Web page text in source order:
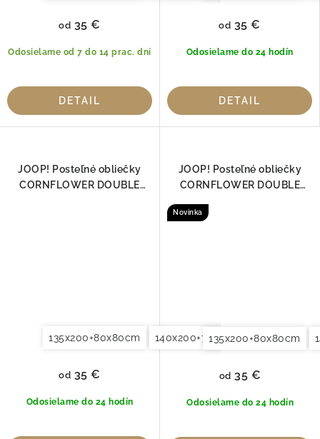
Odosielame od 7 do 14 prac. dní
od 35 €
DETAIL
Odosielame do 24 hodín
od 35 €
DETAIL
JOOP! Posteľné obliečky
CORNFLOWER DOUBLE
135x200+80x80cm 140x200+70x90cm
Odosielame do 24 hodín
od 35 €
JOOP! Posteľné obliečky
CORNFLOWER DOUBLE
Novinka
135x200+80x80cm
Odosielame do 24 hodín
od 35 €